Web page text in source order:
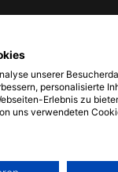
unserer
personalisierte
Erlebnis zu
uns verwendeten